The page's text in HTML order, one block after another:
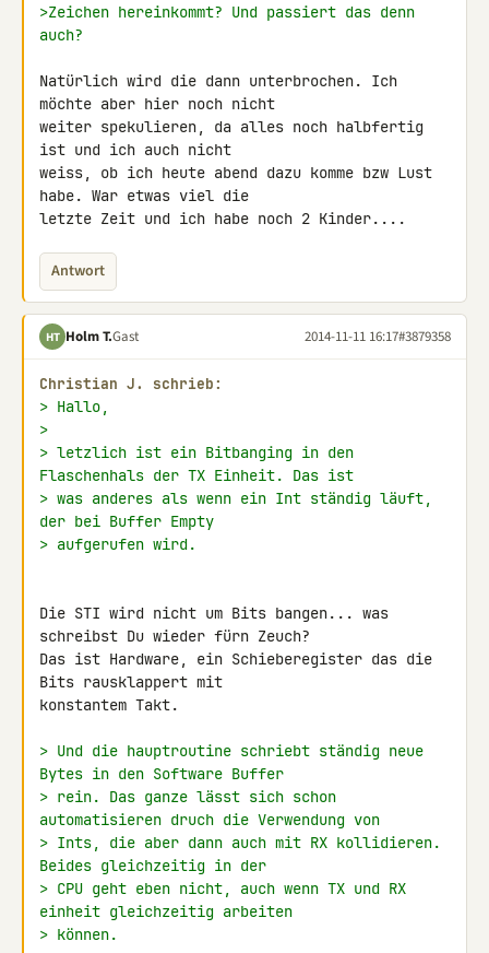
>Zeichen hereinkommt? Und passiert das denn
auch?
Natürlich wird die dann unterbrochen. Ich
möchte aber hier noch nicht
weiter spekulieren, da alles noch halbfertig
ist und ich auch nicht
weiss, ob ich heute abend dazu komme bzw Lust
habe. War etwas viel die
letzte Zeit und ich habe noch 2 Kinder....
Antwort
HT Holm T.Gast 2014-11-11 16:17#3879358
Christian J. schrieb:
> Hallo,
>
> letzlich ist ein Bitbanging in den
Flaschenhals der TX Einheit. Das ist
> was anderes als wenn ein Int ständig läuft,
der bei Buffer Empty
> aufgerufen wird.
Die STI wird nicht um Bits bangen... was
schreibst Du wieder fürn Zeuch?
Das ist Hardware, ein Schieberegister das die
Bits rausklappert mit
konstantem Takt.
> Und die hauptroutine schriebt ständig neue
Bytes in den Software Buffer
> rein. Das ganze lässt sich schon
automatisieren druch die Verwendung von
> Ints, die aber dann auch mit RX kollidieren.
Beides gleichzeitig in der
> CPU geht eben nicht, auch wenn TX und RX
einheit gleichzeitig arbeiten
> können.